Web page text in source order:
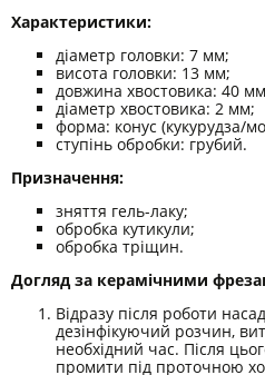
Характеристики:
діаметр головки: 7 мм;
висота головки: 13 мм;
довжина хвостовика: 40
діаметр хвостовика: 2 мм;
форма: конус (кукурудза/
ступінь обробки: грубий.
Призначення:
зняття гель-лаку;
обробка кутикули;
обробка тріщин.
Догляд за керамічними
Відразу після роботи
дезінфікуючий розчин,
необхідний час. Після
промити під проточною